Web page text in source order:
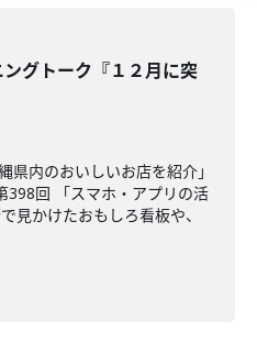
ングトーク『１２月に突
県内のおいしいお店を紹介」
398回 「スマホ・アプリの活
見かけたおもしろ看板や、